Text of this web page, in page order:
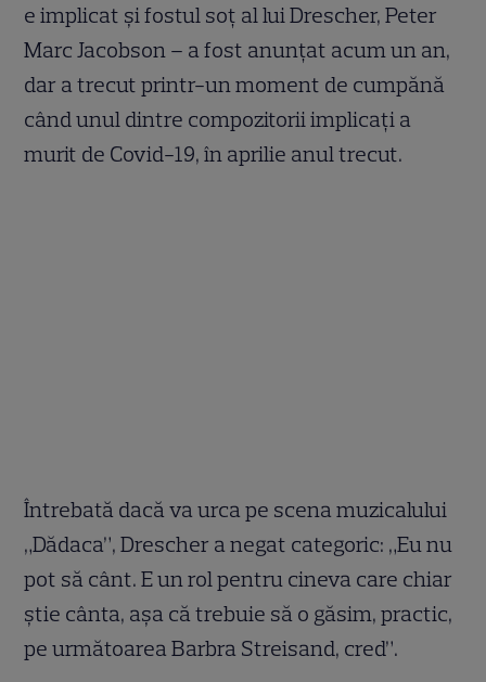
e implicat și fostul soț al lui Drescher, Peter
Marc Jacobson – a fost anunțat acum un an,
dar a trecut printr-un moment de cumpănă
când unul dintre compozitorii implicați a
murit de Covid-19, în aprilie anul trecut.
Întrebată dacă va urca pe scena muzicalului
„Dădaca”, Drescher a negat categoric: „Eu nu
pot să cânt. E un rol pentru cineva care chiar
știe cânta, așa că trebuie să o găsim, practic,
pe următoarea Barbra Streisand, cred”.